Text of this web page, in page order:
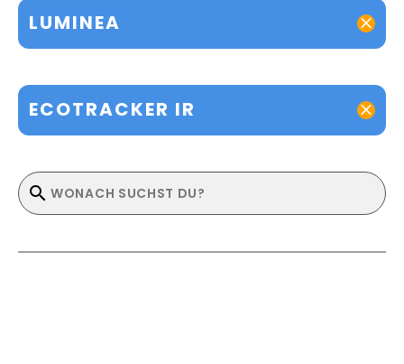
LUMINEA
ECOTRACKER IR